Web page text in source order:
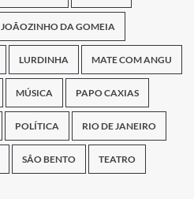
JOÃOZINHO DA GOMEIA
LURDINHA MATE COM ANGU
MÚSICA PAPO CAXIAS
POLÍTICA RIO DE JANEIRO
SÃO BENTO TEATRO